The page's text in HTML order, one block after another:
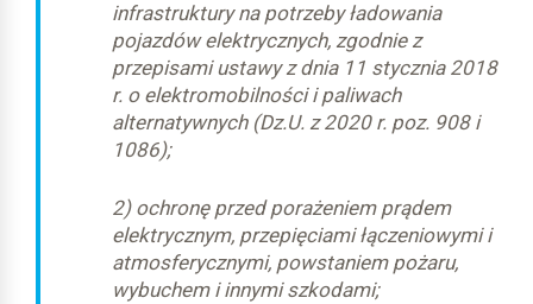
infrastruktury na potrzeby ładowania
pojazdów elektrycznych, zgodnie z
przepisami ustawy z dnia 11 stycznia 2018
r. o elektromobilności i paliwach
alternatywnych (Dz.U. z 2020 r. poz. 908 i
1086);
2) ochronę przed porażeniem prądem
elektrycznym, przepięciami łączeniowymi i
atmosferycznymi, powstaniem pożaru,
wybuchem i innymi szkodami;